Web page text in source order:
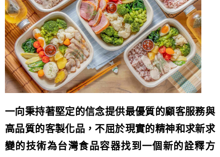
一向秉持著堅定的信念提供最優質的顧客服務與
高品質的客製化品，不屈於現實的精神和求新求
變的技術為台灣食品容器找到一個新的詮釋方